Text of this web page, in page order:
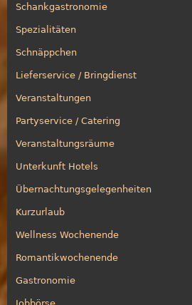
Schankgastronomie
Spezialitäten
Schnäppchen
Lieferservice / Bringdienst
Veranstaltungen
Partyservice / Catering
Veranstaltungsräume
Unterkunft Hotels
Übernachtungsgelegenheiten
Kurzurlaub
Wellness Wochenende
Romantikwochenende
Gastronomie